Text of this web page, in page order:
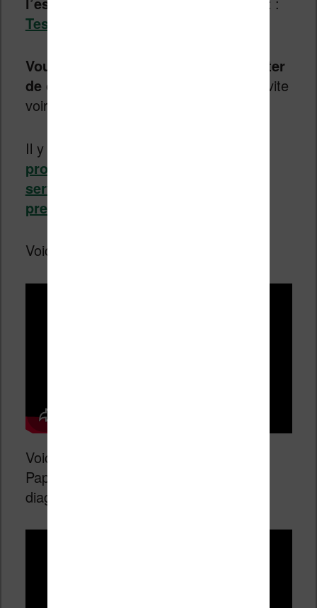
Tester gratuitement Amazon Prime.
Vous avez seulement 48h pour profiter
de ces bons plans
, alors vous devez vite
voir si le prix vous intéresse.
Il y a également sans doute
promotion sur les livres audios du
service Audible à 0,99€ pour les 3
premiers mois
Voici la vidéo du test de la Kindle :
Voici la vidéo du test de la Kindle
Paperwhite la plus récente avec une
diagonale de 7 pouces :